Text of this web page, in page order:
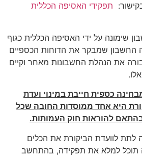
תפקידי האסיפה הכללית
שימונה על ידי האסיפה הכללית כגוף
החשבון שמבקר את הדוחות הכספיים
את הנהלת החשבונות מאחר וקיים
כספית חייבת במינוי ועדת
היא אחד ממוסדות החובה שכל
להוראות חוק העמותות.
לוועדת הביקורת את הכלים
תוכל למלא את תפקידה, בהתחשב